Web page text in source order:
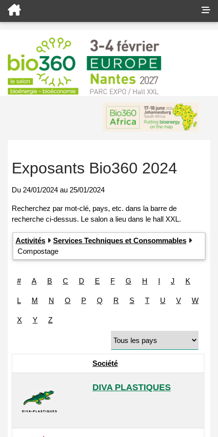
Exposants Bio360 2024
Du 24/01/2024 au 25/01/2024
Activités
Services Techniques et Consommables
Compostage
# A B C D E F G H I J K
L M N O P Q R S T U V W
X Y Z
Société
DIVA PLASTIQUES